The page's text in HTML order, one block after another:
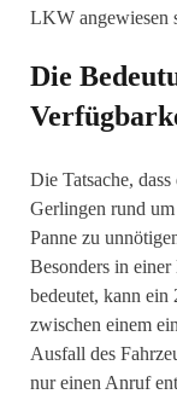
LKW angewiesen
Die
Die Tatsache,
Gerlingen rund
Panne zu
Besonders in
bedeutet, kann ein
zwischen einem
Ausfall des
nur einen Anruf